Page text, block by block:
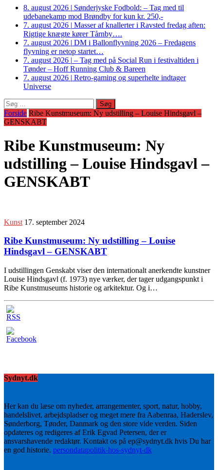
8. august 2026 | Sønderjyske Fodbold: – Tag med til
udebanekamp mod Brøndby for kun kr. 250,-
7. august 2026 | Masser af knallerter i Ravsted fredag aften:
Rigtige knægte kører Tårnby….
7. august 2026 | DM i Ballonflyvning 2026 – Fredagens
flyvning er netop startet…
7. august 2026 | – Tag med på Social Run i festivaltiden i
Tønder – Hoff Running Club & Bareen
7. august 2026 | Retro-gaming og superhelte indtager
Universe
Søg
efter:
Forside Ribe Kunstmuseum: Ny udstilling – Louise Hindsgavl –
GENSKABT
Ribe Kunstmuseum: Ny
udstilling – Louise Hindsgavl –
GENSKABT
Kunst 17. september 2024
Ribe Kunstmuseum: Ny udstilling – Louise
Hindsgavl – GENSKABT
I udstillingen Genskabt viser den internationalt anerkendte kunstner
Louise Hindsgavl (f. 1973) nye værker, der tager udgangspunkt i
Ribe Kunstmuseums historie og arkitektur. Og i…
Sydnyt.dk
Her kan du læse om nyheder, arrangementer, sport, natur, hobby,
handelslivet, arbejdspladser og meget mere fra Aabenraa, Haderslev,
Sønderborg, Tønder, Danmark og den store vide verden. Siden
opdateres og redigeres af Erik Egvad Petersen, der er
ansvarshavende redaktør. Kontakt os på ep@sydnyt.dk hvis Du har
en god historie. persondatapolitik-hos-sydnyt-dk